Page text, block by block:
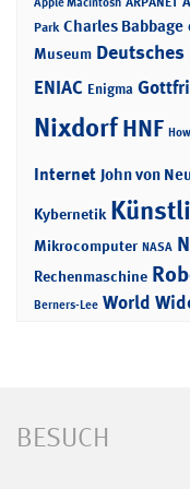
Park Charles Babbage
Museum
ENIAC Enigma
NixdorfHNF
Internet John von
Kybernetik
Mikrocomputer NASA
Rechenmaschine
Berners-Lee World
BESUCH